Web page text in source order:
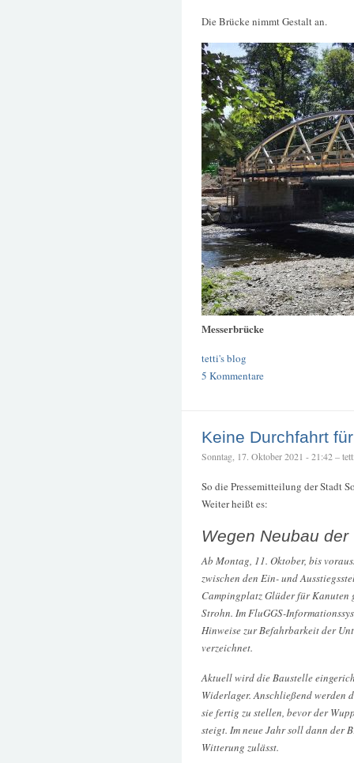
Die Brücke nimmt Gestalt an.
Messerbrücke
tetti's blog
5 Kommentare
Keine Durchfahrt
Sonntag, 17. Oktober 2021 - 21:42 –
So die Pressemitteilung der Stadt
Weiter heißt es:
Wegen Neubau
Ab Montag, 11. Oktober, bis
zwischen den Ein- und
Campingplatz Glüder für Kanuten
Strohn. Im FluGGS-
Hinweise zur Befahrbarkeit der
verzeichnet.
Aktuell wird die Baustelle
Widerlager. Anschließend werden
sie fertig zu stellen, bevor der
steigt. Im neue Jahr soll dann der
Witterung zulässt.